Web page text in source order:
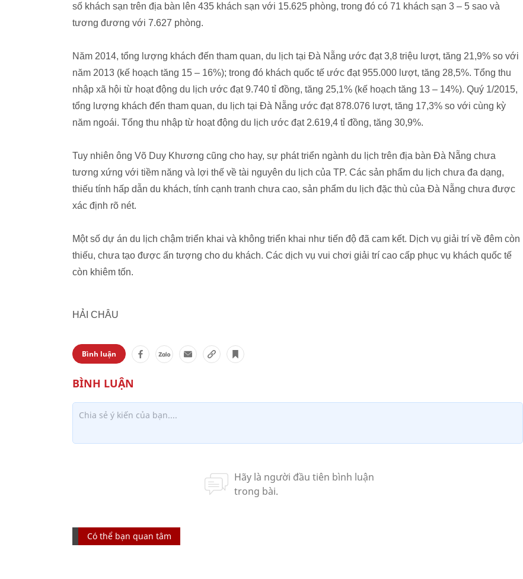
số khách sạn trên địa bàn lên 435 khách sạn với 15.625 phòng, trong đó có 71 khách sạn 3 – 5 sao và
tương đương với 7.627 phòng.
Năm 2014, tổng lượng khách đến tham quan, du lịch tại Đà Nẵng ước đạt 3,8 triệu lượt, tăng 21,9% so với
năm 2013 (kế hoạch tăng 15 – 16%); trong đó khách quốc tế ước đạt 955.000 lượt, tăng 28,5%. Tổng thu
nhập xã hội từ hoạt động du lịch ước đạt 9.740 tỉ đồng, tăng 25,1% (kế hoạch tăng 13 – 14%). Quý 1/2015,
tổng lượng khách đến tham quan, du lịch tại Đà Nẵng ước đạt 878.076 lượt, tăng 17,3% so với cùng kỳ
năm ngoái. Tổng thu nhập từ hoạt động du lịch ước đạt 2.619,4 tỉ đồng, tăng 30,9%.
Tuy nhiên ông Võ Duy Khương cũng cho hay, sự phát triển ngành du lịch trên địa bàn Đà Nẵng chưa
tương xứng với tiềm năng và lợi thế về tài nguyên du lịch của TP. Các sản phẩm du lịch chưa đa dạng,
thiếu tính hấp dẫn du khách, tính cạnh tranh chưa cao, sản phẩm du lịch đặc thù của Đà Nẵng chưa được
xác định rõ nét.
Một số dự án du lịch chậm triển khai và không triển khai như tiến độ đã cam kết. Dịch vụ giải trí về đêm còn
thiếu, chưa tạo được ấn tượng cho du khách. Các dịch vụ vui chơi giải trí cao cấp phục vụ khách quốc tế
còn khiêm tốn.
HẢI CHÂU
Bình luận
Có thể bạn quan tâm